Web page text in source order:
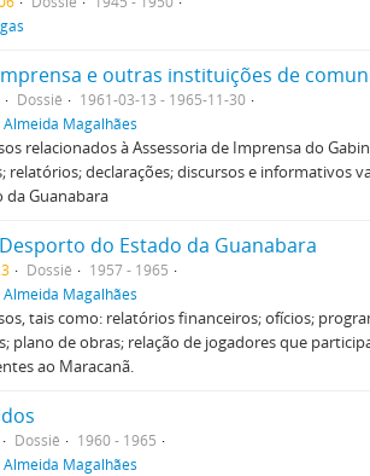
e outras instituições de
Dossiê
1961-03-13 - 1965-11-30
Almeida Magalhães
relacionados à Assessoria de Imprensa do
relatórios; declarações; discursos e informativos
da Guanabara
do Estado da Guanabara
Dossiê
1957 - 1965
Almeida Magalhães
tais como: relatórios financeiros; ofícios;
plano de obras; relação de jogadores que
ao Maracanã.
Dossiê
1960 - 1965
Almeida Magalhães